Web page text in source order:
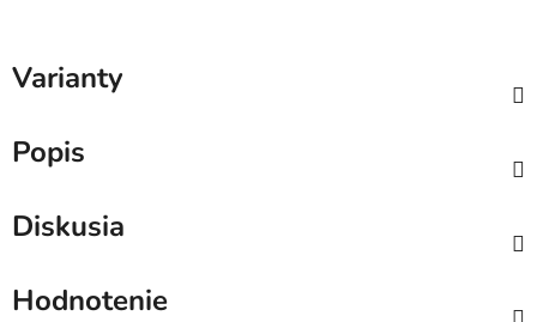
Varianty
Popis
Diskusia
Hodnotenie